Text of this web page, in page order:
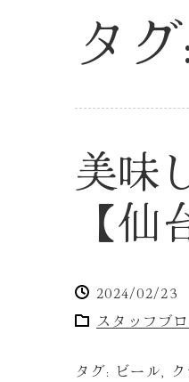
タグ:
美味
【
2024/02/23
スタッフブ
タグ: ビール,